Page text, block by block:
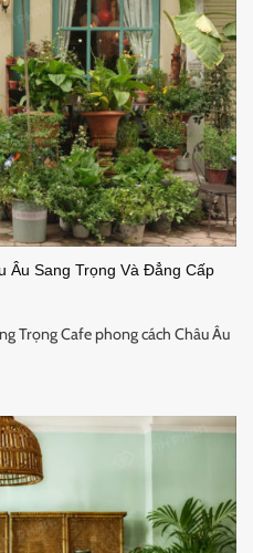
Âu Sang Trọng Và Đẳng Cấp
Trọng Cafe phong cách Châu Âu